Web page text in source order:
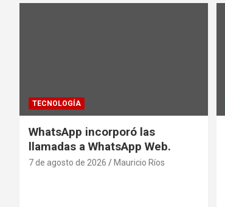
TECNOLOGÍA
WhatsApp incorporó las
llamadas a WhatsApp Web.
7 de agosto de 2026 Mauricio Ríos